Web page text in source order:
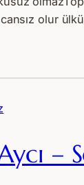
olur
–